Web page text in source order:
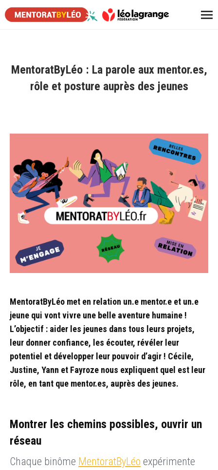
MentoratByLéo : La parole aux mentor.es,
rôle et posture auprès des jeunes
MentoratByLéo met en relation un.e mentor.e et un.e
jeune qui vont vivre une belle aventure humaine !
L’objectif : aider les jeunes dans tous leurs projets,
leur donner confiance, les écouter, révéler leur
potentiel et développer leur pouvoir d’agir ! Cécile,
Justine, Yann et Fayroze nous expliquent quel est leur
rôle, en tant que mentor.es, auprès des jeunes.
Montrer les chemins possibles, ouvrir un
réseau
Chaque binôme MentoratByLéo expérimente